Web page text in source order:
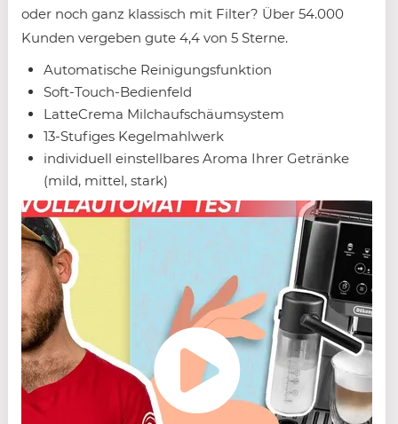
oder noch ganz klassisch mit Filter? Über 54.000
Kunden vergeben gute 4,4 von 5 Sterne.
Automatische Reinigungsfunktion
Soft-Touch-Bedienfeld
LatteCrema Milchaufschäumsystem
13-Stufiges Kegelmahlwerk
individuell einstellbares Aroma Ihrer Getränke
(mild, mittel, stark)